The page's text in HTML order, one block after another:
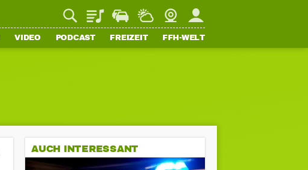
PlaylistStaupilotWetterWebcamMein FFH
VIDEO PODCAST FREIZEIT FFH-WELT
AUCH INTERESSANT